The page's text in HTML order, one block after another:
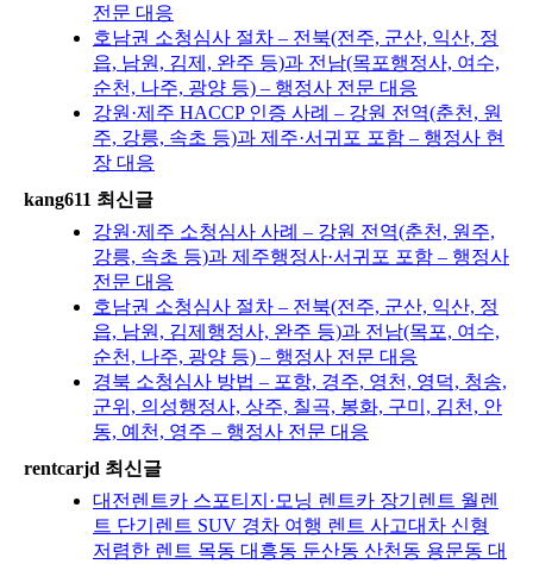
전문 대응
호남권 소청심사 절차 – 전북(전주, 군산, 익산, 정
읍, 남원, 김제, 완주 등)과 전남(목포행정사, 여수,
순천, 나주, 광양 등) – 행정사 전문 대응
강원·제주 HACCP 인증 사례 – 강원 전역(춘천, 원
주, 강릉, 속초 등)과 제주·서귀포 포함 – 행정사 현
장 대응
kang611 최신글
강원·제주 소청심사 사례 – 강원 전역(춘천, 원주,
강릉, 속초 등)과 제주행정사·서귀포 포함 – 행정사
전문 대응
호남권 소청심사 절차 – 전북(전주, 군산, 익산, 정
읍, 남원, 김제행정사, 완주 등)과 전남(목포, 여수,
순천, 나주, 광양 등) – 행정사 전문 대응
경북 소청심사 방법 – 포항, 경주, 영천, 영덕, 청송,
군위, 의성행정사, 상주, 칠곡, 봉화, 구미, 김천, 안
동, 예천, 영주 – 행정사 전문 대응
rentcarjd 최신글
대전렌트카 스포티지·모닝 렌트카 장기렌트 월렌
트 단기렌트 SUV 경차 여행 렌트 사고대차 신형
저렴한 렌트 목동 대흥동 둔산동 산천동 용문동 대